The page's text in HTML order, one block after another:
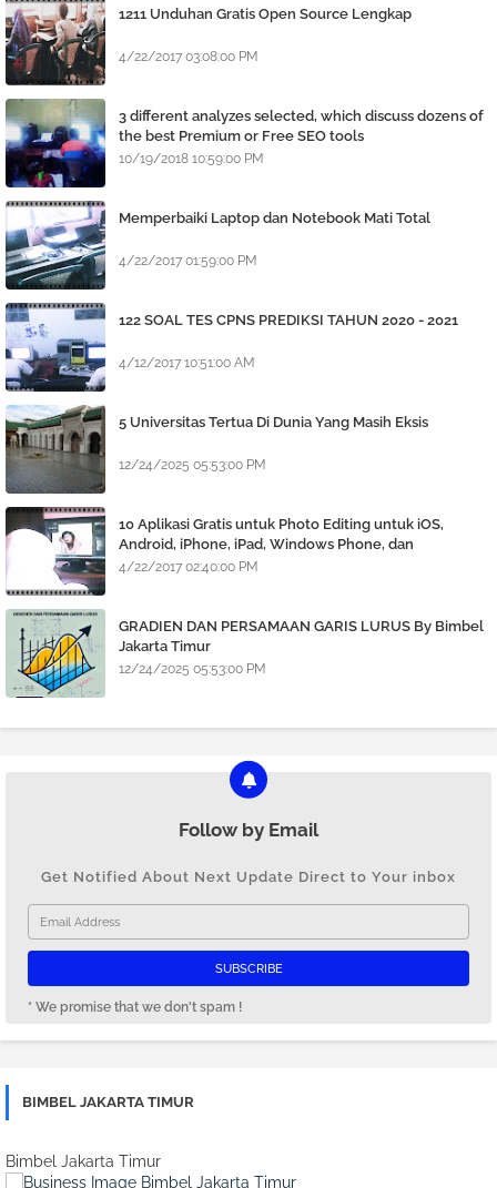
1211 Unduhan Gratis Open Source Lengkap
4/22/2017 03:08:00 PM
3 different analyzes selected, which discuss dozens of
the best Premium or Free SEO tools
10/19/2018 10:59:00 PM
Memperbaiki Laptop dan Notebook Mati Total
4/22/2017 01:59:00 PM
122 SOAL TES CPNS PREDIKSI TAHUN 2020 - 2021
4/12/2017 10:51:00 AM
5 Universitas Tertua Di Dunia Yang Masih Eksis
12/24/2025 05:53:00 PM
10 Aplikasi Gratis untuk Photo Editing untuk iOS,
Android, iPhone, iPad, Windows Phone, dan
BlackBerry
4/22/2017 02:40:00 PM
GRADIEN DAN PERSAMAAN GARIS LURUS By Bimbel
Jakarta Timur
12/24/2025 05:53:00 PM
Follow by Email
Get Notified About Next Update Direct to Your inbox
* We promise that we don't spam !
BIMBEL JAKARTA TIMUR
Bimbel Jakarta Timur